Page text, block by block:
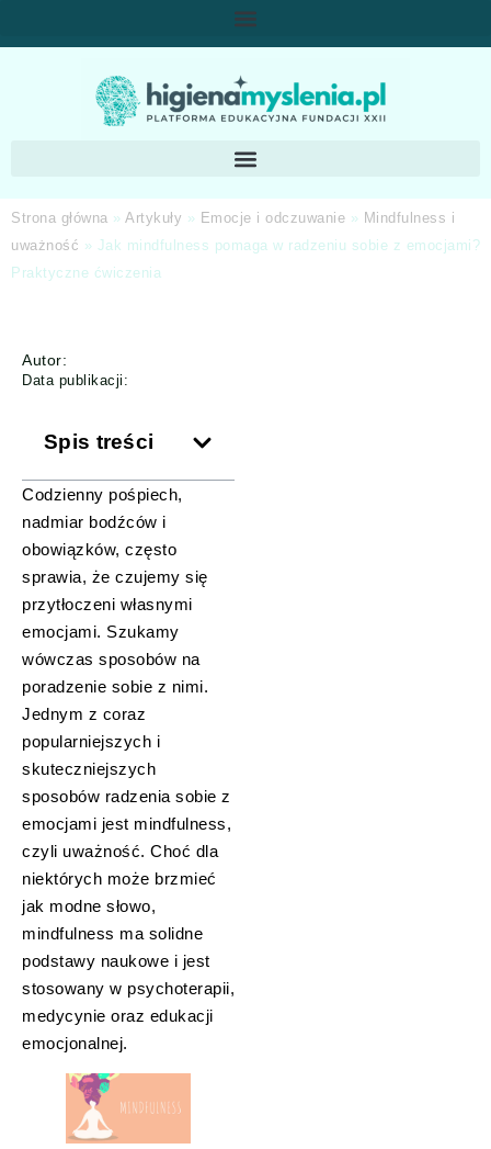
Strona główna » Artykuły » Emocje i odczuwanie » Mindfulness i
uważność » Jak mindfulness pomaga w radzeniu sobie z emocjami?
Praktyczne ćwiczenia
Autor:
Data publikacji:
Spis treści
Codzienny pośpiech,
nadmiar bodźców i
obowiązków, często
sprawia, że czujemy się
przytłoczeni własnymi
emocjami. Szukamy
wówczas sposobów na
poradzenie sobie z nimi.
Jednym z coraz
popularniejszych i
skuteczniejszych
sposobów radzenia sobie z
emocjami jest mindfulness,
czyli uważność. Choć dla
niektórych może brzmieć
jak modne słowo,
mindfulness ma solidne
podstawy naukowe i jest
stosowany w psychoterapii,
medycynie oraz edukacji
emocjonalnej.